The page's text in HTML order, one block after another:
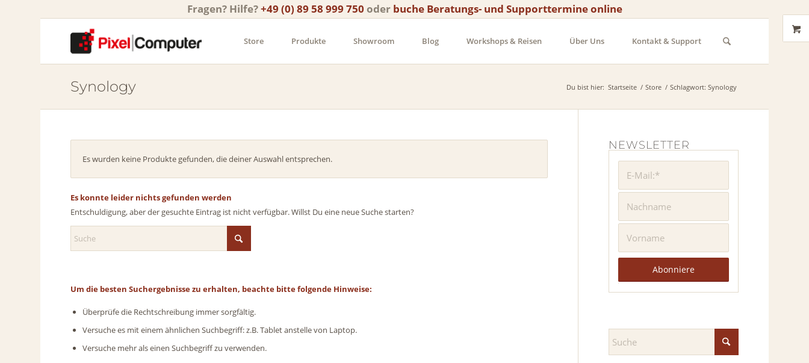
Fragen? Hilfe?+49 (0) 89 58 999 750 oder buche Beratungs- und Supporttermine online
Store Produkte Showroom Blog Workshops & Reisen Über Uns Kontakt & Support
Synology Du bist hier: Startseite / Store / Schlagwort: Synology
Es wurden keine Produkte gefunden, die deiner Auswahl entsprechen.
Es konnte leider nichts gefunden werden
Entschuldigung, aber der gesuchte Eintrag ist nicht verfügbar. Willst Du eine neue Suche starten?
Um die besten Suchergebnisse zu erhalten, beachte bitte folgende Hinweise:
Überprüfe die Rechtschreibung immer sorgfältig.
Versuche es mit einem ähnlichen Suchbegriff: z.B. Tablet anstelle von Laptop.
Versuche mehr als einen Suchbegriff zu verwenden.
NEWSLETTER